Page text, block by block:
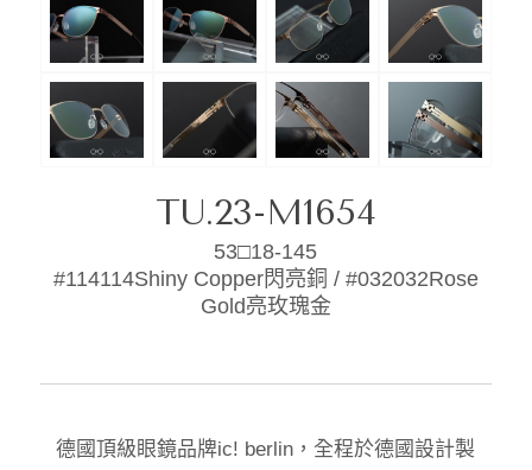
TU.23-M1654
53□18-145
#114114Shiny Copper閃亮銅 / #032032Rose
Gold亮玫瑰金
德國頂級眼鏡品牌ic! berlin，全程於德國設計製